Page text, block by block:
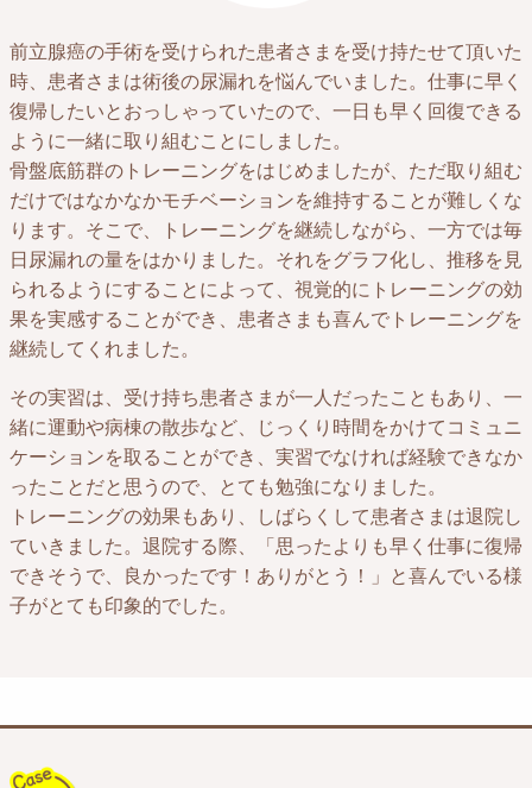
前立腺癌の手術を受けられた患者さまを受け持たせて頂いた
時、患者さまは術後の尿漏れを悩んでいました。仕事に早く
復帰したいとおっしゃっていたので、一日も早く回復できる
ように一緒に取り組むことにしました。
骨盤底筋群のトレーニングをはじめましたが、ただ取り組む
だけではなかなかモチベーションを維持することが難しくな
ります。そこで、トレーニングを継続しながら、一方では毎
日尿漏れの量をはかりました。それをグラフ化し、推移を見
られるようにすることによって、視覚的にトレーニングの効
果を実感することができ、患者さまも喜んでトレーニングを
継続してくれました。
その実習は、受け持ち患者さまが一人だったこともあり、一
緒に運動や病棟の散歩など、じっくり時間をかけてコミュニ
ケーションを取ることができ、実習でなければ経験できなか
ったことだと思うので、とても勉強になりました。
トレーニングの効果もあり、しばらくして患者さまは退院し
ていきました。退院する際、「思ったよりも早く仕事に復帰
できそうで、良かったです！ありがとう！」と喜んでいる様
子がとても印象的でした。